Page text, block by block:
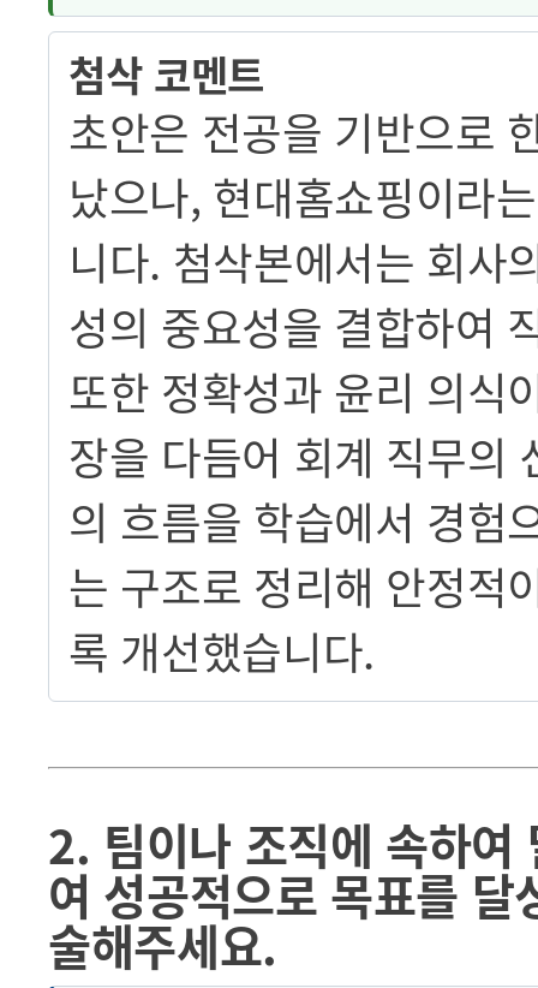
첨삭 코멘트
초안은 전공을 기반으로
났으나, 현대홈쇼핑이라
니다. 첨삭본에서는 회사
성의 중요성을 결합하여
또한 정확성과 윤리 의식
장을 다듬어 회계 직무의
의 흐름을 학습에서 경험
는 구조로 정리해 안정적
록 개선했습니다.
2. 팀이나 조직에 속하여
여 성공적으로 목표를
술해주세요.